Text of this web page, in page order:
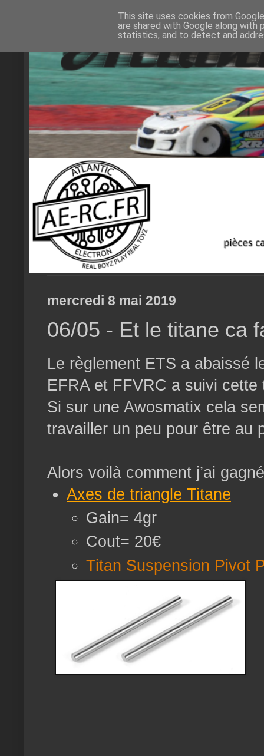
mercredi 8 mai 2019
06/05 - Et le titane ca
Le règlement ETS a abaissé
EFRA et FFVRC a suivi cette
Si sur une Awosmatix cela
travailler un peu pour être au
Alors voilà comment j’ai
Axes de triangle Titane
Gain= 4gr
Cout= 20€
Titan Suspension Pivot
This site uses cookies from
are shared with Google along
statistics, and to detect and